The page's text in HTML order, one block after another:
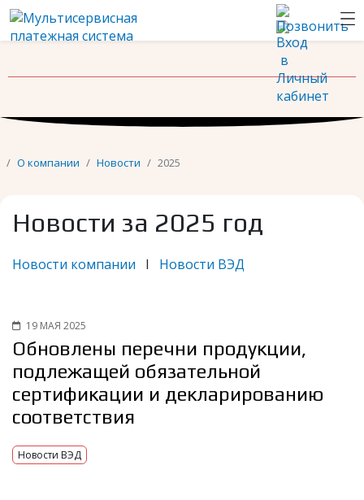
О компании Новости 2025
Новости за 2025 год
Новости компании I Новости ВЭД
19 МАЯ 2025
Обновлены перечни продукции,
подлежащей обязательной
сертификации и декларированию
соответствия
Новости ВЭД